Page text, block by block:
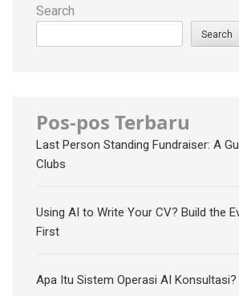
Search
Search
Pos-pos Terbaru
Last Person Standing Fundraiser: A
Clubs
Using AI to Write Your CV? Build the
First
Apa Itu Sistem Operasi AI Konsultasi?